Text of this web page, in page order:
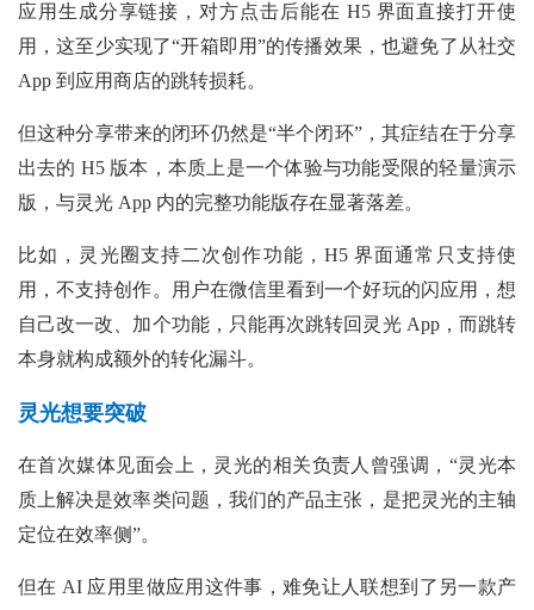
应用生成分享链接，对方点击后能在 H5 界面直接打开使
用，这至少实现了“开箱即用”的传播效果，也避免了从社交
App 到应用商店的跳转损耗。
但这种分享带来的闭环仍然是“半个闭环”，其症结在于分享
出去的 H5 版本，本质上是一个体验与功能受限的轻量演示
版，与灵光 App 内的完整功能版存在显著落差。
比如，灵光圈支持二次创作功能，H5 界面通常只支持使
用，不支持创作。用户在微信里看到一个好玩的闪应用，想
自己改一改、加个功能，只能再次跳转回灵光 App，而跳转
本身就构成额外的转化漏斗。
灵光想要突破
在首次媒体见面会上，灵光的相关负责人曾强调，“灵光本
质上解决是效率类问题，我们的产品主张，是把灵光的主轴
定位在效率侧”。
但在 AI 应用里做应用这件事，难免让人联想到了另一款产